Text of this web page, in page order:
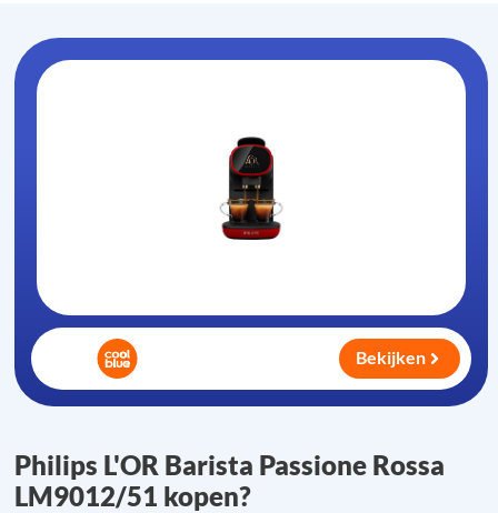
Philips L'OR Barista Passione Rossa
LM9012/51 kopen?
Bekijken